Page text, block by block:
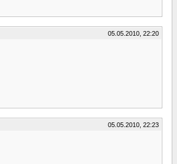
05.05.2010, 22:20
05.05.2010, 22:23